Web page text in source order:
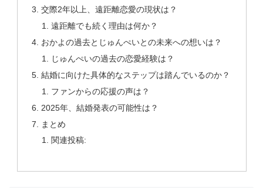
交際2年以上、遠距離恋愛の現状は？
遠距離でも続く理由は何か？
おかよの過去とじゅんぺいとの未来への想いは？
じゅんぺいの過去の恋愛経験は？
結婚に向けた具体的なステップは踏んでいるのか？
ファンからの応援の声は？
2025年、結婚発表の可能性は？
まとめ
関連投稿: